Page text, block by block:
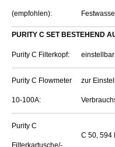
(empfohlen):
PURITY C SET BESTEHEND
Purity C Filterkopf:
Purity C Flowmeter
10-100A:
zur
Purity C
Filterkartusche/-
C 50, 594